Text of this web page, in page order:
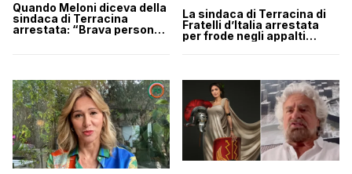
Quando Meloni diceva della
sindaca di Terracina
arrestata: “Brava persona,
La sindaca di Terracina di
Fratelli d’Italia arrestata
per frode negli appalti